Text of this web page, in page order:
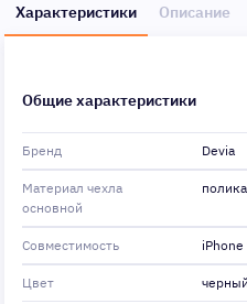
Характеристики Описание
Общие характеристики
Бренд Devia
Материал чехла
основной
Совместимость iPhone
Цвет черный